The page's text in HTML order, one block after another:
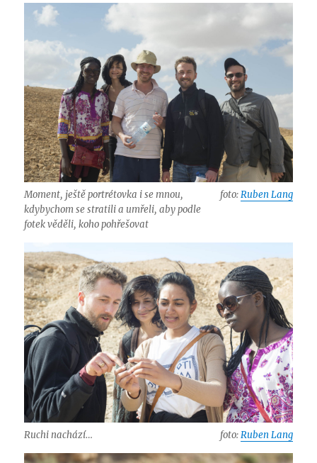
Moment, ještě portrétovka i se mnou,
kdybychom se stratili a umřeli, aby podle
fotek věděli, koho pohřešovat
foto:Ruben Lang
Ruchi nachází… foto:Ruben Lang